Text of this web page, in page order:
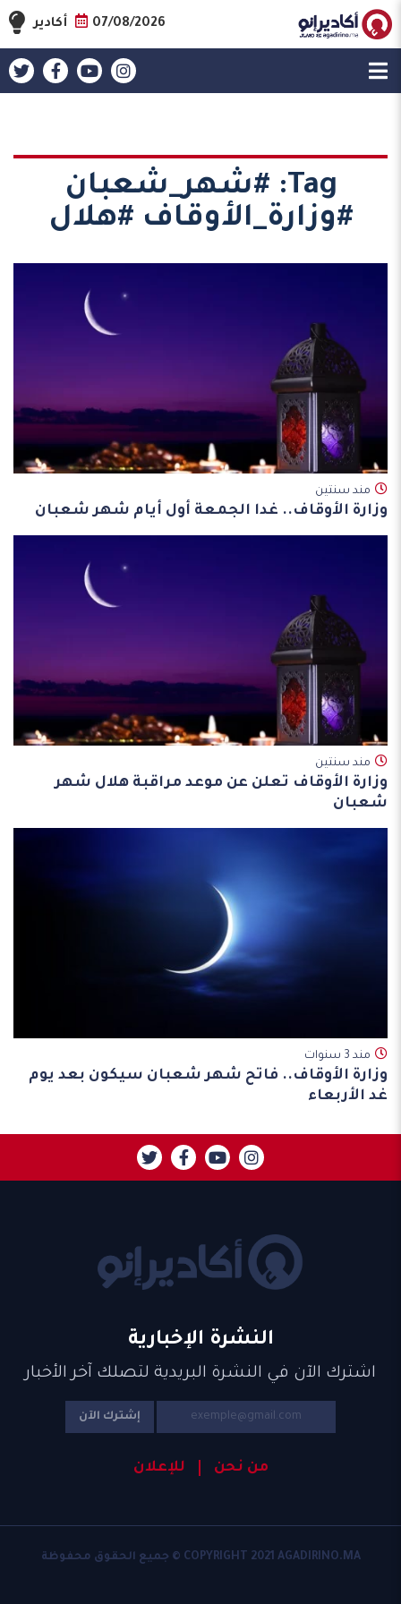
07/08/2026 أكادير
Tag:
#شهر_شعبان
#وزارة_الأوقاف #هلال
مند سنتين
وزارة الأوقاف.. غدا الجمعة أول أيام شهر شعبان
مند سنتين
وزارة الأوقاف تعلن عن موعد مراقبة هلال شهر
شعبان
مند 3 سنوات
وزارة الأوقاف.. فاتح شهر شعبان سيكون بعد يوم
غد الأربعاء
النشرة الإخبارية
اشترك الآن في النشرة البريدية لتصلك آخر الأخبار
إشترك الآن
من نحن للإعلان
COPYRIGHT 2021 AGADIRINO.MA © جميع الحقوق محفوظة